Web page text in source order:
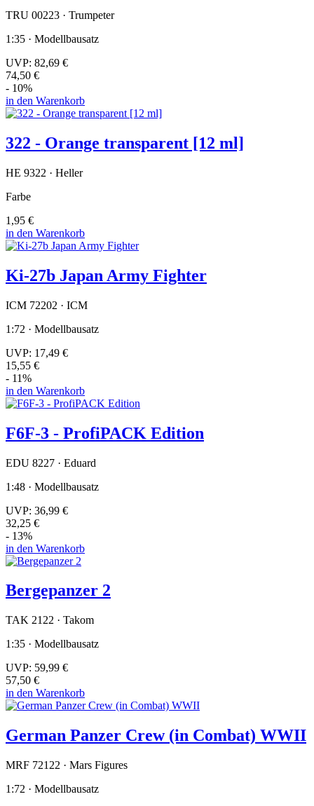
TRU 00223 · Trumpeter
1:35 · Modellbausatz
UVP: 82,69 €
74,50 €
- 10%
in den Warenkorb
322 - Orange transparent [12 ml]
HE 9322 · Heller
Farbe
1,95 €
in den Warenkorb
Ki-27b Japan Army Fighter
ICM 72202 · ICM
1:72 · Modellbausatz
UVP: 17,49 €
15,55 €
- 11%
in den Warenkorb
F6F-3 - ProfiPACK Edition
EDU 8227 · Eduard
1:48 · Modellbausatz
UVP: 36,99 €
32,25 €
- 13%
in den Warenkorb
Bergepanzer 2
TAK 2122 · Takom
1:35 · Modellbausatz
UVP: 59,99 €
57,50 €
in den Warenkorb
German Panzer Crew (in Combat) WWII
MRF 72122 · Mars Figures
1:72 · Modellbausatz